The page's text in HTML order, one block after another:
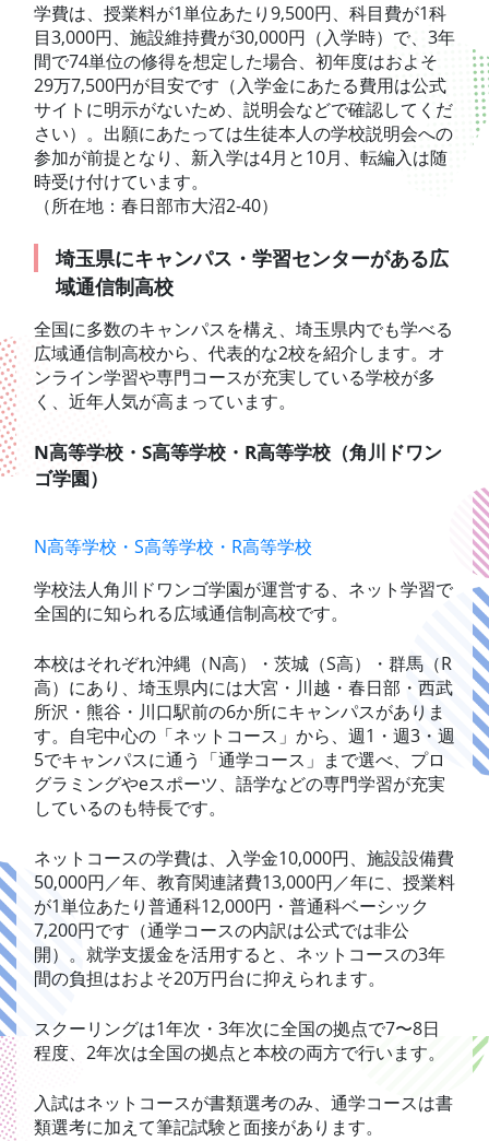
学費は、授業料が1単位あたり9,500円、科目費が1科
目3,000円、施設維持費が30,000円（入学時）で、3年
間で74単位の修得を想定した場合、初年度はおよそ
29万7,500円が目安です（入学金にあたる費用は公式
サイトに明示がないため、説明会などで確認してくだ
さい）。出願にあたっては生徒本人の学校説明会への
参加が前提となり、新入学は4月と10月、転編入は随
時受け付けています。
（所在地：春日部市大沼2-40）
埼玉県にキャンパス・学習センターがある広
域通信制高校
全国に多数のキャンパスを構え、埼玉県内でも学べる
広域通信制高校から、代表的な2校を紹介します。オ
ンライン学習や専門コースが充実している学校が多
く、近年人気が高まっています。
N高等学校・S高等学校・R高等学校（角川ドワン
ゴ学園）
N高等学校・S高等学校・R高等学校
学校法人角川ドワンゴ学園が運営する、ネット学習で
全国的に知られる広域通信制高校です。
本校はそれぞれ沖縄（N高）・茨城（S高）・群馬（R
高）にあり、埼玉県内には大宮・川越・春日部・西武
所沢・熊谷・川口駅前の6か所にキャンパスがありま
す。自宅中心の「ネットコース」から、週1・週3・週
5でキャンパスに通う「通学コース」まで選べ、プロ
グラミングやeスポーツ、語学などの専門学習が充実
しているのも特長です。
ネットコースの学費は、入学金10,000円、施設設備費
50,000円／年、教育関連諸費13,000円／年に、授業料
が1単位あたり普通科12,000円・普通科ベーシック
7,200円です（通学コースの内訳は公式では非公
開）。就学支援金を活用すると、ネットコースの3年
間の負担はおよそ20万円台に抑えられます。
スクーリングは1年次・3年次に全国の拠点で7〜8日
程度、2年次は全国の拠点と本校の両方で行います。
入試はネットコースが書類選考のみ、通学コースは書
類選考に加えて筆記試験と面接があります。